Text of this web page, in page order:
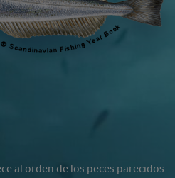
al orden de los peces parecidos